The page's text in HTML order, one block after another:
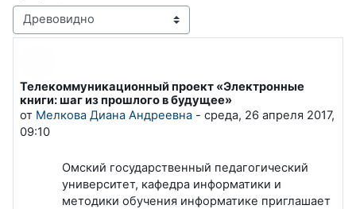
Режим отображения
Телекоммуникационный проект «Электронные
книги: шаг из прошлого в будущее»
от Мелкова Диана Андреевна - среда, 26 апреля 2017,
09:10
Количество ответов: 0
Омский государственный педагогический
университет, кафедра информатики и
методики обучения информатике приглашает